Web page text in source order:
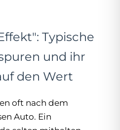
Typische
und ihr
den Wert
oft nach dem
Auto. Ein